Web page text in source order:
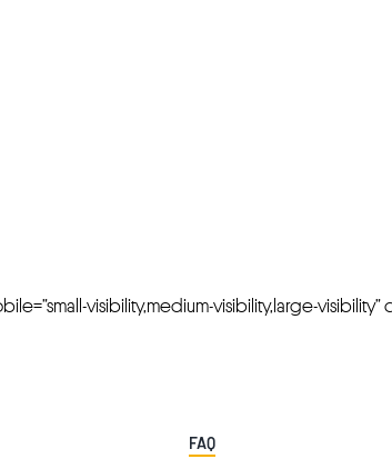
visibility,medium-visibility,large-visibility”
FAQ